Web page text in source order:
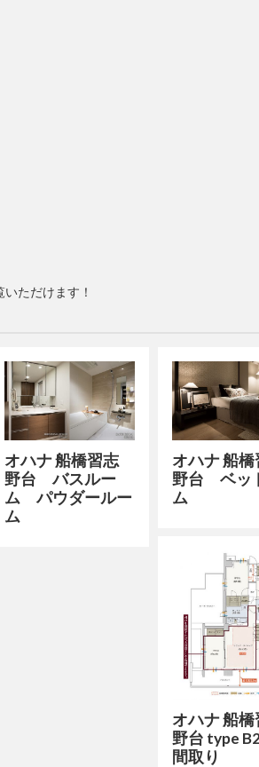
ただけます！
オハナ 船橋習志
野台 バスルー
ム パウダールー
ム
オハナ 船橋
野台 ベッ
ム
オハナ 船橋
野台 type
間取り